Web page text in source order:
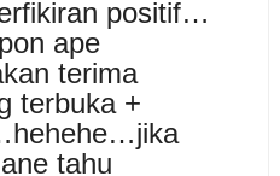
positif…
ape
terima
terbuka +
tahu